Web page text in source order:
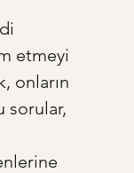
etmeyi
onların
sorular,